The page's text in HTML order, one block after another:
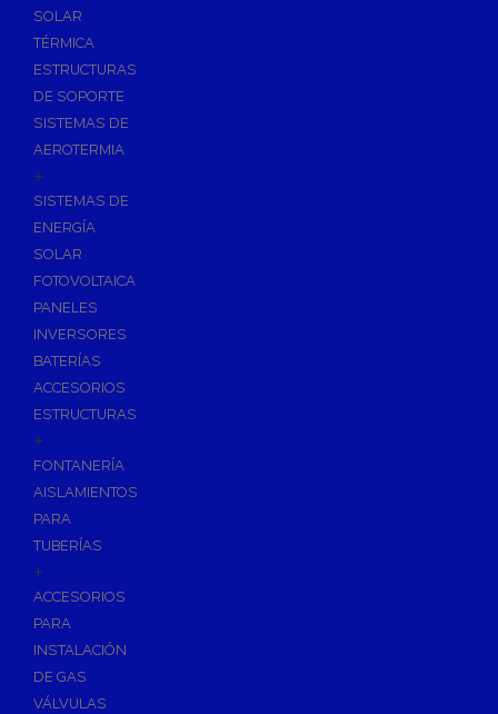
SOLAR
TÉRMICA
ESTRUCTURAS
DE SOPORTE
SISTEMAS DE
AEROTERMIA
+
SISTEMAS DE
ENERGÍA
SOLAR
FOTOVOLTAICA
PANELES
INVERSORES
BATERÍAS
ACCESORIOS
ESTRUCTURAS
+
FONTANERÍA
AISLAMIENTOS
PARA
TUBERÍAS
+
ACCESORIOS
PARA
INSTALACIÓN
DE GAS
VÁLVULAS